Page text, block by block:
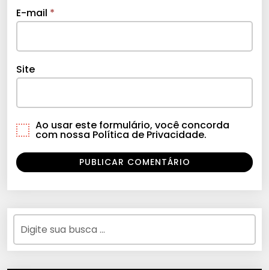
E-mail *
Site
Ao usar este formulário, você concorda
com nossa Política de Privacidade.